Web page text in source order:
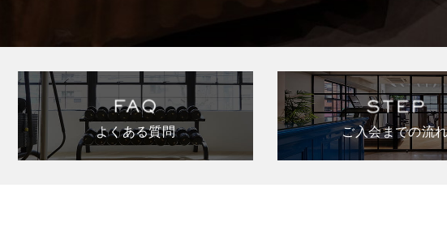
よくある質問 ご入会までの流